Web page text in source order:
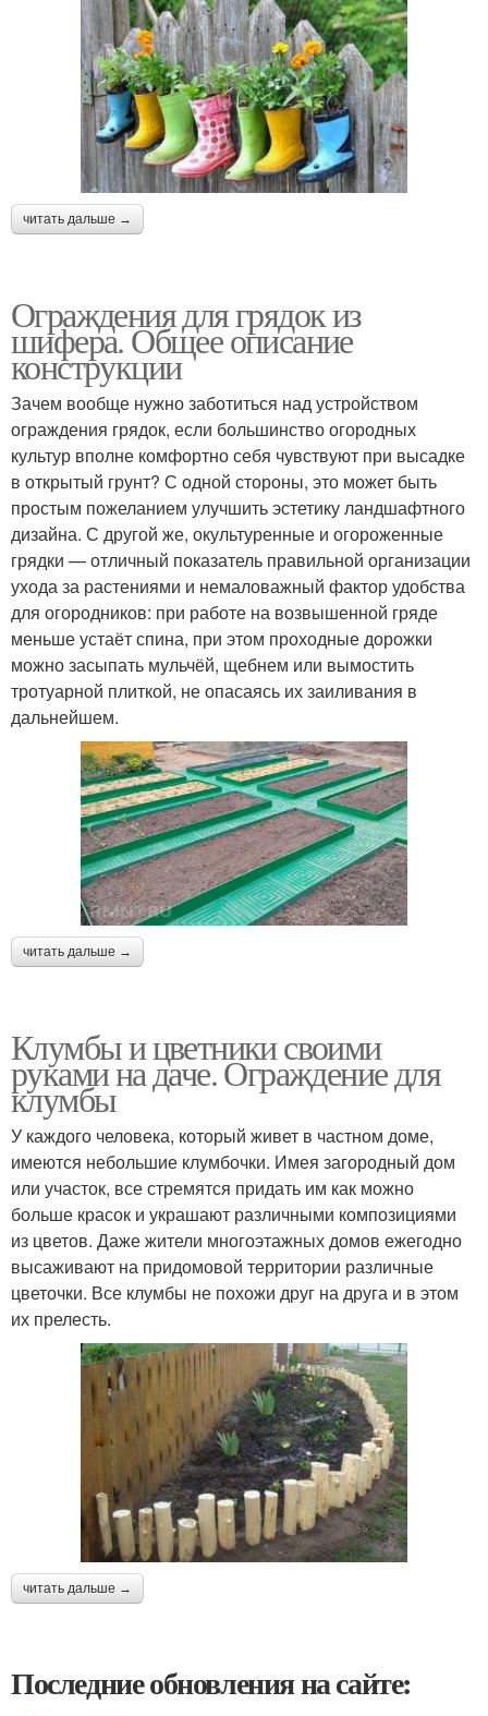
читать дальше →
Ограждения для грядок из
шифера. Общее описание
конструкции
Зачем вообще нужно заботиться над устройством
ограждения грядок, если большинство огородных
культур вполне комфортно себя чувствуют при высадке
в открытый грунт? С одной стороны, это может быть
простым пожеланием улучшить эстетику ландшафтного
дизайна. С другой же, окультуренные и огороженные
грядки — отличный показатель правильной организации
ухода за растениями и немаловажный фактор удобства
для огородников: при работе на возвышенной гряде
меньше устаёт спина, при этом проходные дорожки
можно засыпать мульчёй, щебнем или вымостить
тротуарной плиткой, не опасаясь их заиливания в
дальнейшем.
читать дальше →
Клумбы и цветники своими
руками на даче. Ограждение для
клумбы
У каждого человека, который живет в частном доме,
имеются небольшие клумбочки. Имея загородный дом
или участок, все стремятся придать им как можно
больше красок и украшают различными композициями
из цветов. Даже жители многоэтажных домов ежегодно
высаживают на придомовой территории различные
цветочки. Все клумбы не похожи друг на друга и в этом
их прелесть.
читать дальше →
Последние обновления на сайте: